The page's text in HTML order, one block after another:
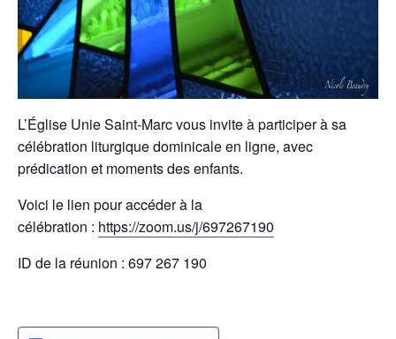
L’Église Unie Saint-Marc vous invite à participer à sa
célébration liturgique dominicale en ligne, avec
prédication et moments des enfants.
Voici le lien pour accéder à la
célébration : https://zoom.us/j/697267190
ID de la réunion : 697 267 190